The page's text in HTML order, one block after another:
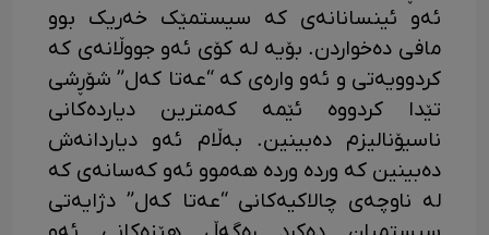
ئەو ئینسانانەی کە سیستمێک خەریک بوو
مافی دەخواردن. بۆیە لە کۆی ئەو جووڵانەی کە
کردوویەتی و ئەو وارەی کە “عەتا کەل” شۆڕشی
تێدا کردووە ئێمە کەمترین دیاردەکانی
ناسیۆنالیزم دەبینین. بەڵام ئەو دیاردانەش
دەبینین کە وردە وردە هەموو ئەو کەسانەی کە
لە ناوچەی چالاکیەکانی “عەتا کەل” دژایەتی